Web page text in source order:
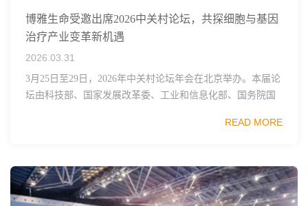
博雅生命受邀出席2026中关村论坛，共探细胞与基因
治疗产业变革新机遇
2026.03.31
3月25日至29日，2026年中关村论坛年会在北京举办。本届论
坛由科技部、国家发展改革委、工业和信息化部、国务院国
READ MORE